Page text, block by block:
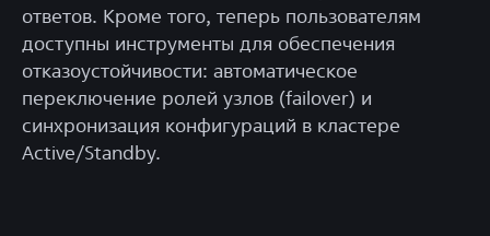
ответов. Кроме того, теперь пользователям
доступны инструменты для обеспечения
отказоустойчивости: автоматическое
переключение ролей узлов (failover) и
синхронизация конфигураций в кластере
Active/Standby.